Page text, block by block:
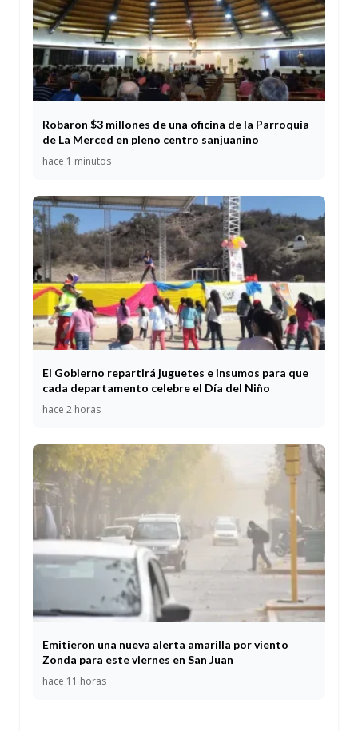
Robaron $3 millones de una oficina de la Parroquia
de La Merced en pleno centro sanjuanino
hace 1 minutos
El Gobierno repartirá juguetes e insumos para que
cada departamento celebre el Día del Niño
hace 2 horas
Emitieron una nueva alerta amarilla por viento
Zonda para este viernes en San Juan
hace 11 horas